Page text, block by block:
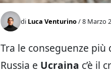
di Luca Venturino/ 8 Marzo
Tra le conseguenze
Russia e Ucraina c’è il